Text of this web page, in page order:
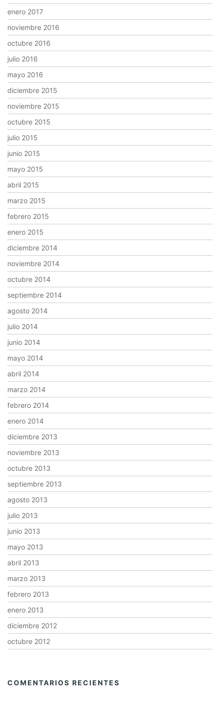
enero 2017
noviembre 2016
octubre 2016
julio 2016
mayo 2016
diciembre 2015
noviembre 2015
octubre 2015
julio 2015
junio 2015
mayo 2015
abril 2015
marzo 2015
febrero 2015
enero 2015
diciembre 2014
noviembre 2014
octubre 2014
septiembre 2014
agosto 2014
julio 2014
junio 2014
mayo 2014
abril 2014
marzo 2014
febrero 2014
enero 2014
diciembre 2013
noviembre 2013
octubre 2013
septiembre 2013
agosto 2013
julio 2013
junio 2013
mayo 2013
abril 2013
marzo 2013
febrero 2013
enero 2013
diciembre 2012
octubre 2012
COMENTARIOS RECIENTES